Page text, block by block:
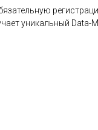
уникальный Data-